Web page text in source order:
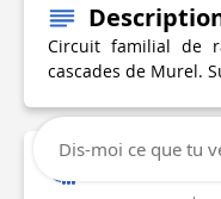
Circuit familial de
cascades de Murel.
Dis-moi ce que tu